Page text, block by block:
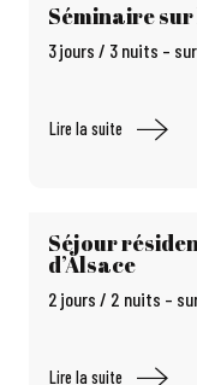
Séminaire sur
3 jours / 3 nuits –
Lire la suite
Séjour
d’Alsace
2 jours / 2 nuits –
Lire la suite